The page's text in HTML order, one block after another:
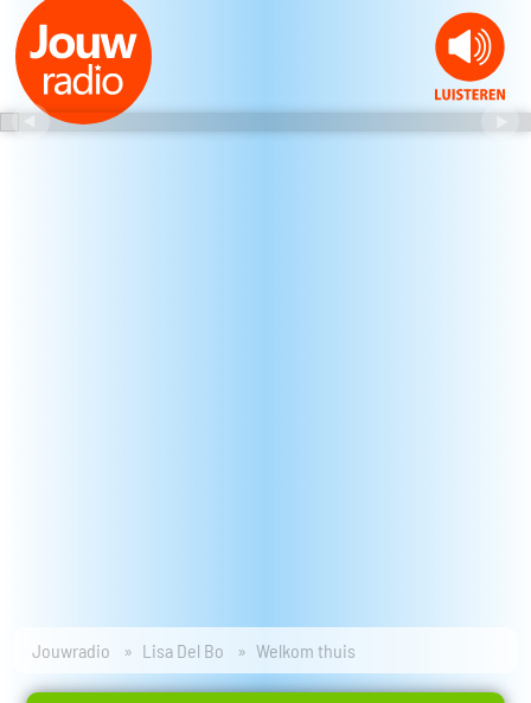
Jouwradio Lisa Del Bo Welkom thuis